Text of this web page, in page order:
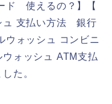
ド 使えるの？】【
ュ 支払い方法 銀行
ウォッシュ コンビニ
ォッシュ ATM支払
た。